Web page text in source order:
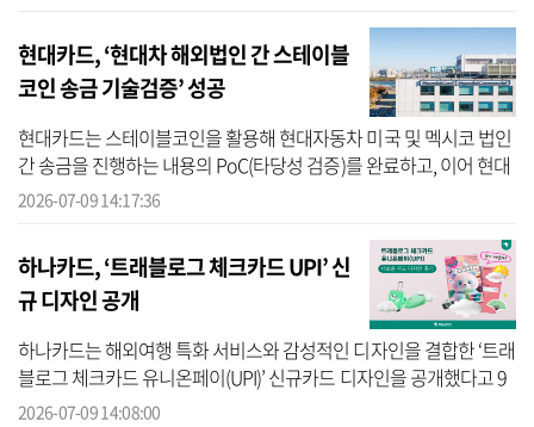
현대카드, ‘현대차 해외법인 간 스테이블
코인 송금 기술검증’ 성공
현대카드는 스테이블코인을 활용해 현대자동차 미국 및 멕시코 법인
간 송금을 진행하는 내용의 PoC(타당성 검증)를 완료하고, 이어 현대
자동차 유럽 법인간 PoC를 진행한다고 9일 밝혔다. 현대카드에 따르
2026-07-09 14:17:36
하나카드, ‘트래블로그 체크카드 UPI’ 신
규 디자인 공개
하나카드는 해외여행 특화 서비스와 감성적인 디자인을 결합한 ‘트래
블로그 체크카드 유니온페이(UPI)’ 신규카드 디자인을 공개했다고 9
일 밝혔다. 하나카드에 따르면 이번 신규 디자인은 캐릭터와 감성 디
2026-07-09 14:08:00